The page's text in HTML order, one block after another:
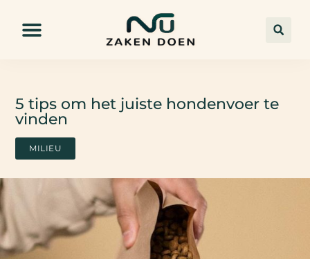
5 tips om het juiste hondenvoer te
vinden
MILIEU